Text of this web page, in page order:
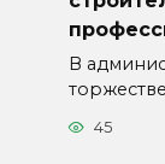
В
45